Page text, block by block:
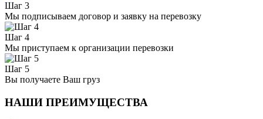
Шаг 3
Мы подписываем договор и заявку на перевозку
Шаг 4
Мы приступаем к организации перевозки
Шаг 5
Вы получаете Ваш груз
НАШИ ПРЕИМУЩЕСТВА